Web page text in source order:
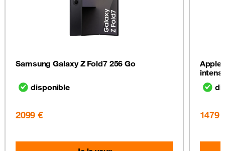
Samsung Galaxy Z Fold7 256 Go
disponible
2099 €
Apple
1479